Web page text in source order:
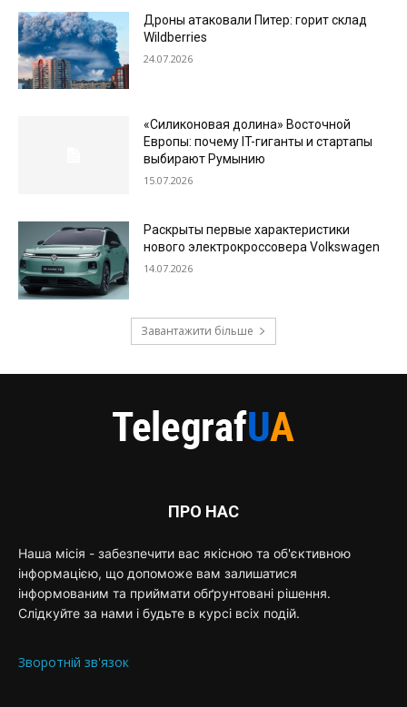
Дроны атаковали Питер: горит склад
Wildberries
24.07.2026
«Силиконовая долина» Восточной
Европы: почему IT-гиганты и стартапы
выбирают Румынию
15.07.2026
Раскрыты первые характеристики
нового электрокроссовера Volkswagen
14.07.2026
Завантажити більше
ПРО НАС
Наша місія - забезпечити вас якісною та об'єктивною
інформацією, що допоможе вам залишатися
інформованим та приймати обґрунтовані рішення.
Слідкуйте за нами і будьте в курсі всіх подій.
Зворотній зв'язок